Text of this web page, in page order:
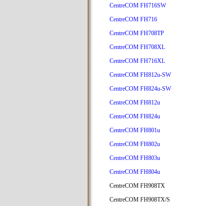
CentreCOM FH716SW
CentreCOM FH716
CentreCOM FH708TP
CentreCOM FH708XL
CentreCOM FH716XL
CentreCOM FH812u-SW
CentreCOM FH824u-SW
CentreCOM FH812u
CentreCOM FH824u
CentreCOM FH801u
CentreCOM FH802u
CentreCOM FH803u
CentreCOM FH804u
CentreCOM FH908TX
CentreCOM FH908TX/S